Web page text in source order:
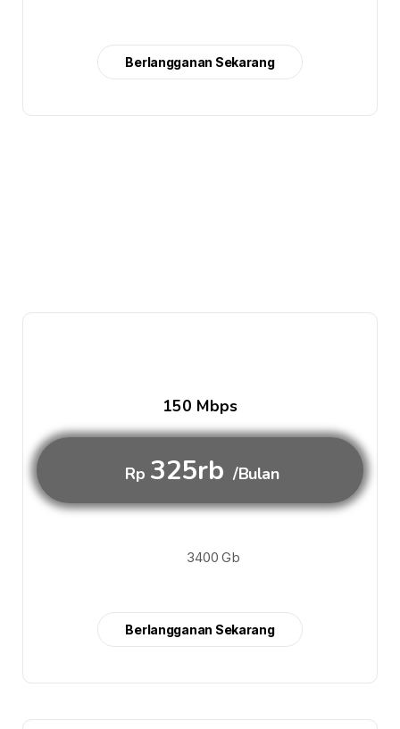
Berlangganan Sekarang
150 Mbps
Rp 325rb /Bulan
3400 Gb
Berlangganan Sekarang